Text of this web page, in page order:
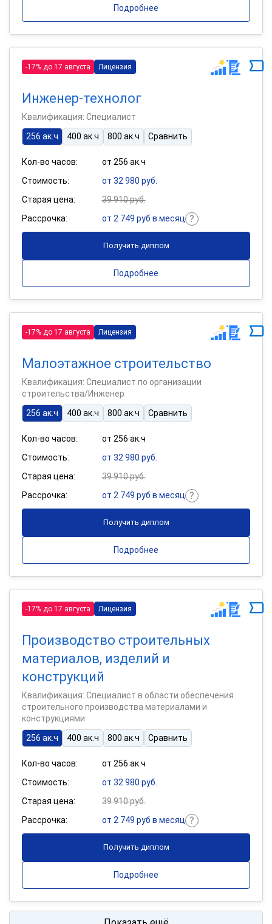
Подробнее
-17% до 17 августа Лицензия
Инженер-технолог
Квалификация: Специалист
256 ак.ч
400 ак.ч 800 ак.ч Сравнить
Кол-во часов:
от 256 ак.ч
Стоимость:
от 32 980 руб.
Старая цена:
39 910 руб.
Рассрочка:
от 2 749 руб в месяц
Получить диплом
Подробнее
-17% до 17 августа Лицензия
Малоэтажное строительство
Квалификация: Специалист по организации
строительства/Инженер
256 ак.ч
400 ак.ч 800 ак.ч Сравнить
Кол-во часов:
от 256 ак.ч
Стоимость:
от 32 980 руб.
Старая цена:
39 910 руб.
Рассрочка:
от 2 749 руб в месяц
Получить диплом
Подробнее
-17% до 17 августа Лицензия
Производство строительных
материалов, изделий и
конструкций
Квалификация: Специалист в области обеспечения
строительного производства материалами и
конструкциями
256 ак.ч
400 ак.ч 800 ак.ч Сравнить
Кол-во часов:
от 256 ак.ч
Стоимость:
от 32 980 руб.
Старая цена:
39 910 руб.
Рассрочка:
от 2 749 руб в месяц
Получить диплом
Подробнее